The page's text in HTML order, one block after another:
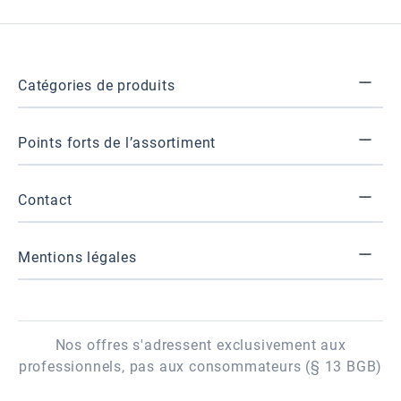
Catégories de produits
Points forts de l’assortiment
Contact
Mentions légales
Nos offres s'adressent exclusivement aux
professionnels, pas aux consommateurs (§ 13 BGB)